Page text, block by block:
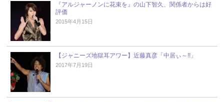
『アルジャーノンに花束を』の山下智久、関係者からは好
評価
2015年4月15日
【ジャニーズ地獄耳アワー】近藤真彦「中居ぃ～!!」
2017年7月19日